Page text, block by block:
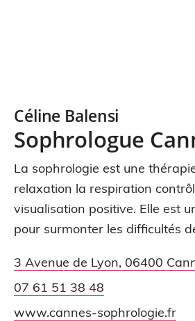
Céline Balensi
Sophrologue
La sophrologie est une
relaxation la respiration
visualisation positive. Elle est
pour surmonter les difficultés
3 Avenue de Lyon, 06400
07 61 51 38 48
www.cannes-sophrologie.fr